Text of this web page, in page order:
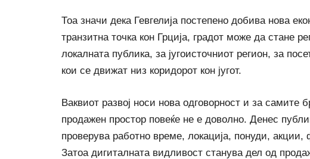
Тоа значи дека Гевгелија постепено добива нова
транзитна точка кон Грција, градот може да стане
локалната публика, за југоисточниот регион, за
кои се движат низ коридорот кон југот.
Ваквиот развој носи нова одговорност и за
продажен простор повеќе не е доволно. Денес
проверува работно време, локација, понуди,
Затоа дигиталната видливост станува дел од